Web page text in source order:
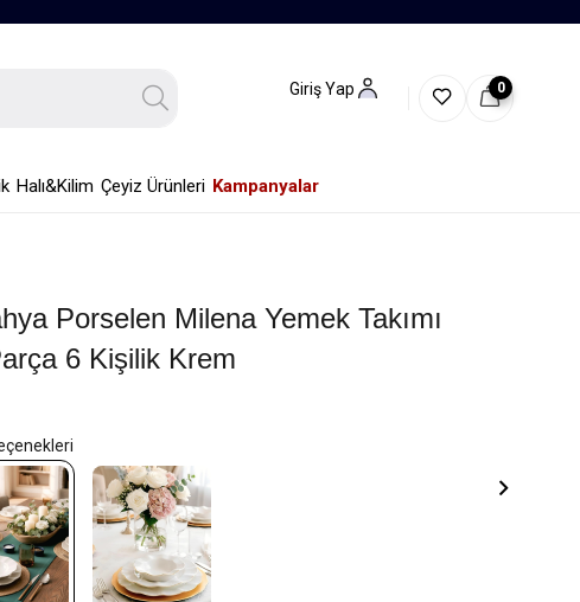
Giriş Yap 0
Halı&Kilim Çeyiz Ürünleri Kampanyalar
Porselen Milena Yemek Takımı
6 Kişilik Krem